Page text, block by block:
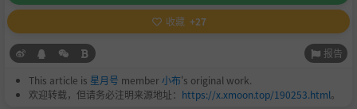
收藏 +27
报告
This article is 星月号 member小布's original work.
欢迎转载，但请务必注明来源地址： https://x.xmoon.top/190253.html。